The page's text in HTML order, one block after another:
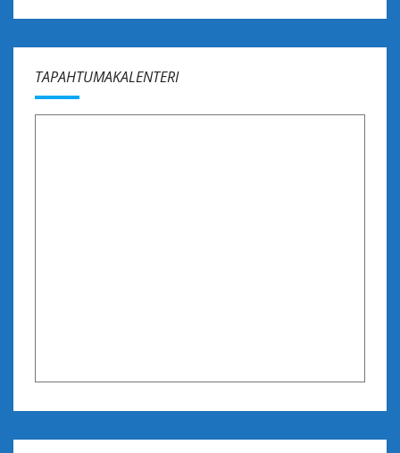
TAPAHTUMAKALENTERI